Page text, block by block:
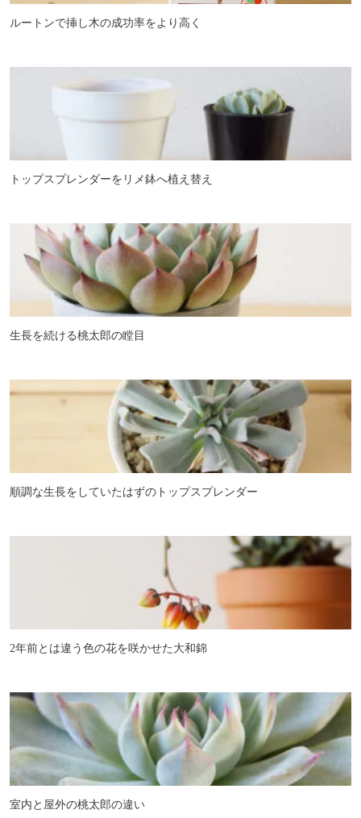
ルートンで挿し木の成功率をより高く
トップスプレンダーをリメ鉢へ植え替え
生長を続ける桃太郎の瞠目
順調な生長をしていたはずのトップスプレンダー
2年前とは違う色の花を咲かせた大和錦
室内と屋外の桃太郎の違い